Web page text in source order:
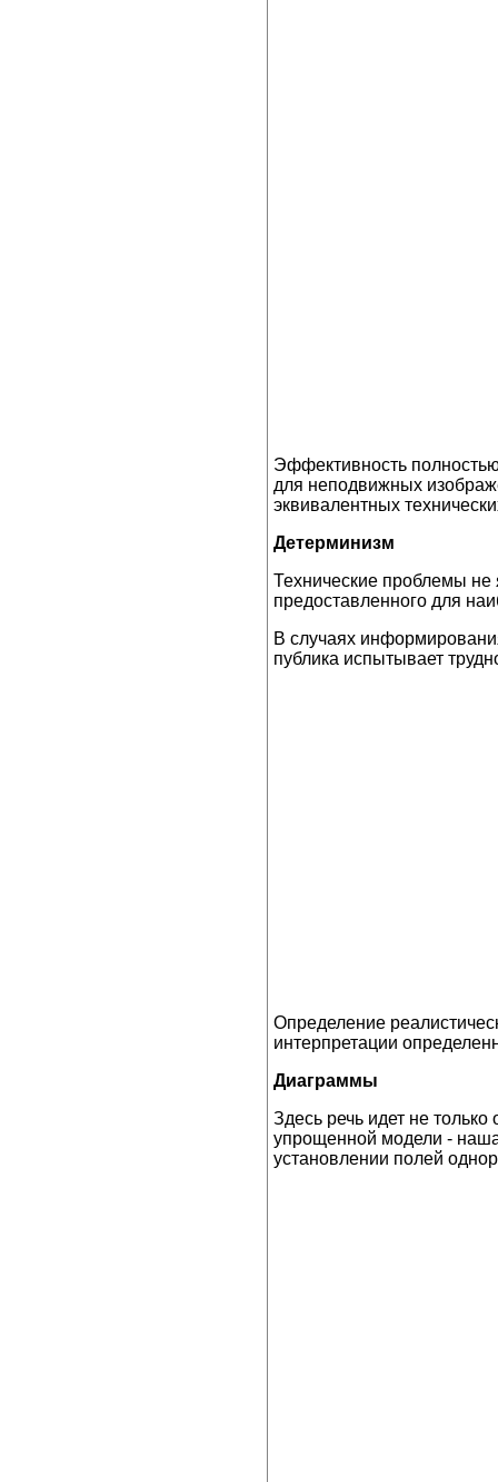
Эффективность
для неподвижных
эквивалентных
Детерминизм
Технические проблемы не
предоставленного для
В случаях
публика испытывает
Определение
интерпретации
Диаграммы
Здесь речь идет не
упрощенной модели - наша
установлении полей